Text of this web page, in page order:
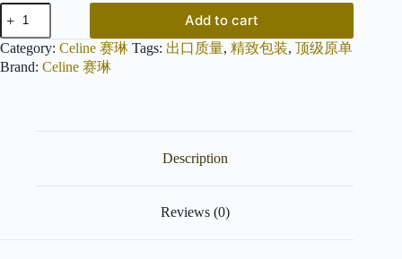
Celine*
旅
行
袋
系
Add to cart
Category: Celine 赛琳 Tags: 出口质量, 精致包装, 顶级原单
Brand: Celine 赛琳
Description
Reviews (0)